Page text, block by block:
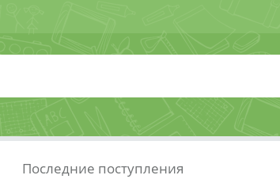
Последние поступления